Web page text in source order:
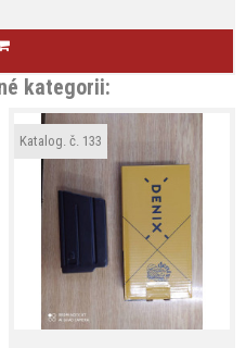
kategorii:
Katalog. č. 133